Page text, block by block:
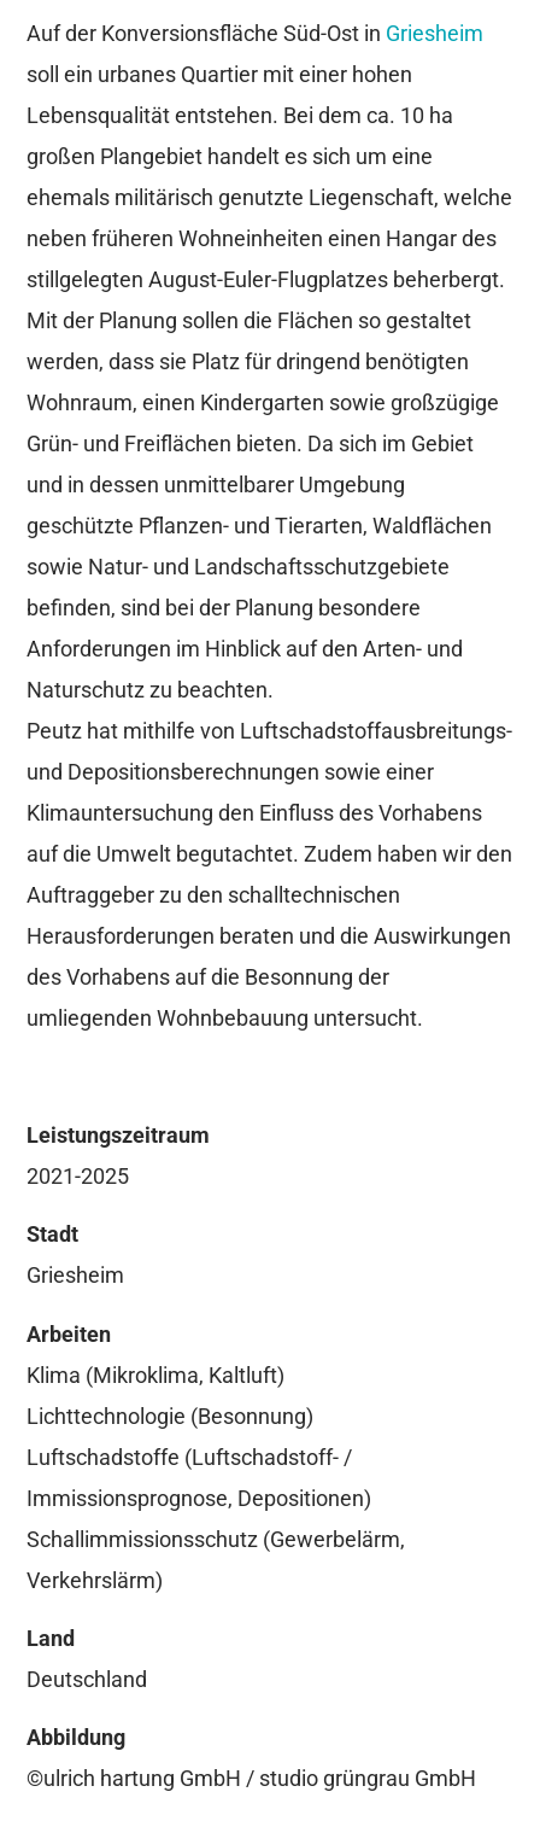
Auf der Konversionsfläche Süd-Ost in Griesheim
soll ein urbanes Quartier mit einer hohen
Lebensqualität entstehen. Bei dem ca. 10 ha
großen Plangebiet handelt es sich um eine
ehemals militärisch genutzte Liegenschaft, welche
neben früheren Wohneinheiten einen Hangar des
stillgelegten August-Euler-Flugplatzes beherbergt.
Mit der Planung sollen die Flächen so gestaltet
werden, dass sie Platz für dringend benötigten
Wohnraum, einen Kindergarten sowie großzügige
Grün- und Freiflächen bieten. Da sich im Gebiet
und in dessen unmittelbarer Umgebung
geschützte Pflanzen- und Tierarten, Waldflächen
sowie Natur- und Landschaftsschutzgebiete
befinden, sind bei der Planung besondere
Anforderungen im Hinblick auf den Arten- und
Naturschutz zu beachten.
Peutz hat mithilfe von Luftschadstoffausbreitungs-
und Depositionsberechnungen sowie einer
Klimauntersuchung den Einfluss des Vorhabens
auf die Umwelt begutachtet. Zudem haben wir den
Auftraggeber zu den schalltechnischen
Herausforderungen beraten und die Auswirkungen
des Vorhabens auf die Besonnung der
umliegenden Wohnbebauung untersucht.
Leistungszeitraum
2021-2025
Stadt
Griesheim
Arbeiten
Klima (Mikroklima, Kaltluft)
Lichttechnologie (Besonnung)
Luftschadstoffe (Luftschadstoff- /
Immissionsprognose, Depositionen)
Schallimmissionsschutz (Gewerbelärm,
Verkehrslärm)
Land
Deutschland
Abbildung
©ulrich hartung GmbH / studio grüngrau GmbH